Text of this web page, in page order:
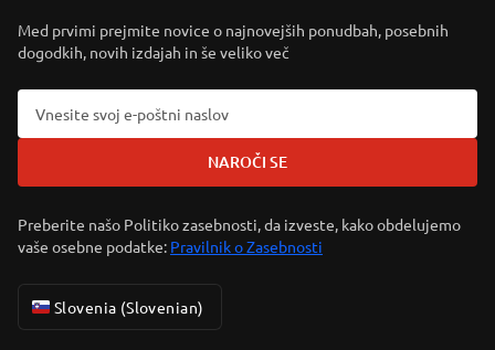
Med prvimi prejmite novice o najnovejših ponudbah, posebnih
dogodkih, novih izdajah in še veliko več
NAROČI SE
Preberite našo Politiko zasebnosti, da izveste, kako obdelujemo
vaše osebne podatke: Pravilnik o Zasebnosti
Slovenia (Slovenian)